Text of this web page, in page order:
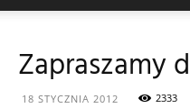
Zapraszamy
18 STYCZNIA 2012 2333